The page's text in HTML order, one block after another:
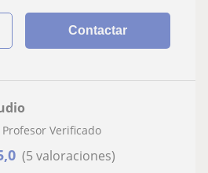
Contactar
Profesor Verificado
(5 valoraciones)